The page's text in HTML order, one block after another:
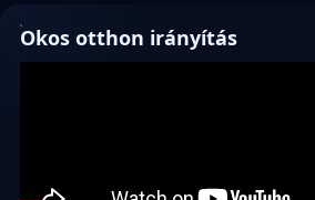
Okos otthon irányítás